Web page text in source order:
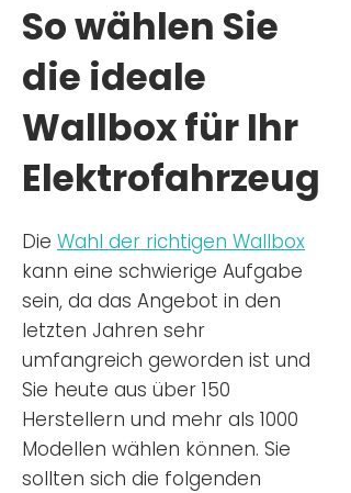
So wählen Sie
die ideale
Wallbox für Ihr
Elektrofahrzeug
Die Wahl der richtigen Wallbox
kann eine schwierige Aufgabe
sein, da das Angebot in den
letzten Jahren sehr
umfangreich geworden ist und
Sie heute aus über 150
Herstellern und mehr als 1000
Modellen wählen können. Sie
sollten sich die folgenden